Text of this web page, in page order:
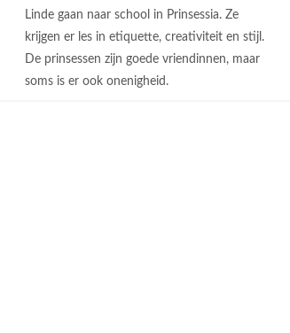
Linde gaan naar school in Prinsessia. Ze
krijgen er les in etiquette, creativiteit en stijl.
De prinsessen zijn goede vriendinnen, maar
soms is er ook onenigheid.